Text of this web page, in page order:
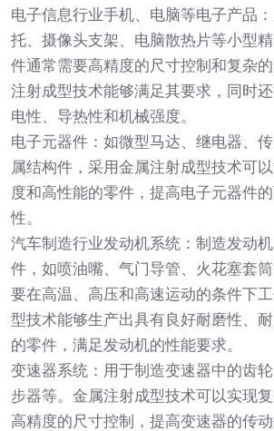
电子信息行业手机、电脑等电子产品
托、摄像头支架、电脑散热片等小型
件通常需要高精度的尺寸控制和复杂
注射成型技术能够满足其要求，同时
电性、导热性和机械强度。
电子元器件：如微型马达、继电器、
属结构件，采用金属注射成型技术可
度和高性能的零件，提高电子元器件
性。
汽车制造行业发动机系统：制造发动
件，如喷油嘴、气门导管、火花塞套
要在高温、高压和高速运动的条件下
型技术能够生产出具有良好耐磨性、
的零件，满足发动机的性能要求。
变速器系统：用于制造变速器中的齿
步器等。金属注射成型技术可以实现
高精度的尺寸控制，提高变速器的传动